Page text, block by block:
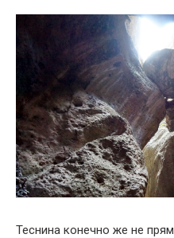
Теснина конечно же не